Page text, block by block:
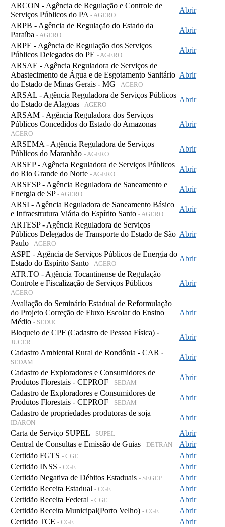
ARCON - Agência de Regulação e Controle de
Serviços Públicos do PA - AGERO
Abrir
ARPB - Agência de Regulação do Estado da
Paraíba - AGERO
Abrir
ARPE - Agência de Regulação dos Serviços
Públicos Delegados do PE - AGERO
Abrir
ARSAE - Agência Reguladora de Serviços de
Abastecimento de Água e de Esgotamento Sanitário
do Estado de Minas Gerais - MG - AGERO
Abrir
ARSAL - Agência Reguladora de Serviços Públicos
do Estado de Alagoas - AGERO
Abrir
ARSAM - Agência Reguladora dos Serviços
Públicos Concedidos do Estado do Amazonas -
AGERO
Abrir
ARSEMA - Agência Reguladora de Serviços
Públicos do Maranhão - AGERO
Abrir
ARSEP - Agência Reguladora de Serviços Públicos
do Rio Grande do Norte - AGERO
Abrir
ARSESP - Agência Reguladora de Saneamento e
Energia de SP - AGERO
Abrir
ARSI - Agência Reguladora de Saneamento Básico
e Infraestrutura Viária do Espírito Santo - AGERO
Abrir
ARTESP - Agência Reguladora de Serviços
Públicos Delegados de Transporte do Estado de São
Paulo - AGERO
Abrir
ASPE - Agência de Serviços Públicos de Energia do
Estado do Espírito Santo - AGERO
Abrir
ATR.TO - Agência Tocantinense de Regulação
Controle e Fiscalização de Serviços Públicos -
AGERO
Abrir
Avaliação do Seminário Estadual de Reformulação
do Projeto Correção de Fluxo Escolar do Ensino
Médio - SEDUC
Abrir
Bloqueio de CPF (Cadastro de Pessoa Física) -
JUCER
Abrir
Cadastro Ambiental Rural de Rondônia - CAR -
SEDAM
Abrir
Cadastro de Exploradores e Consumidores de
Produtos Florestais - CEPROF - SEDAM
Abrir
Cadastro de Exploradores e Consumidores de
Produtos Florestais - CEPROF - SEDAM
Abrir
Cadastro de propriedades produtoras de soja -
IDARON
Abrir
Carta de Serviço SUPEL - SUPEL
Abrir
Central de Consultas e Emissão de Guias - DETRAN
Abrir
Certidão FGTS - CGE
Abrir
Certidão INSS - CGE
Abrir
Certidão Negativa de Débitos Estaduais - SEGEP
Abrir
Certidão Receita Estadual - CGE
Abrir
Certidão Receita Federal - CGE
Abrir
Certidão Receita Municipal(Porto Velho) - CGE
Abrir
Certidão TCE - CGE
Abrir